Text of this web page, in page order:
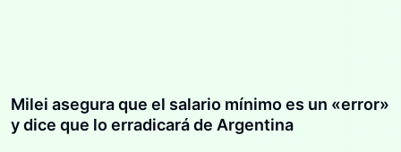
Milei asegura que el salario mínimo es un «error»
y dice que lo erradicará de Argentina